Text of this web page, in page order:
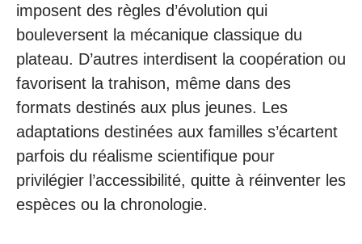
imposent des règles d’évolution qui
bouleversent la mécanique classique du
plateau. D’autres interdisent la coopération ou
favorisent la trahison, même dans des
formats destinés aux plus jeunes. Les
adaptations destinées aux familles s’écartent
parfois du réalisme scientifique pour
privilégier l’accessibilité, quitte à réinventer les
espèces ou la chronologie.